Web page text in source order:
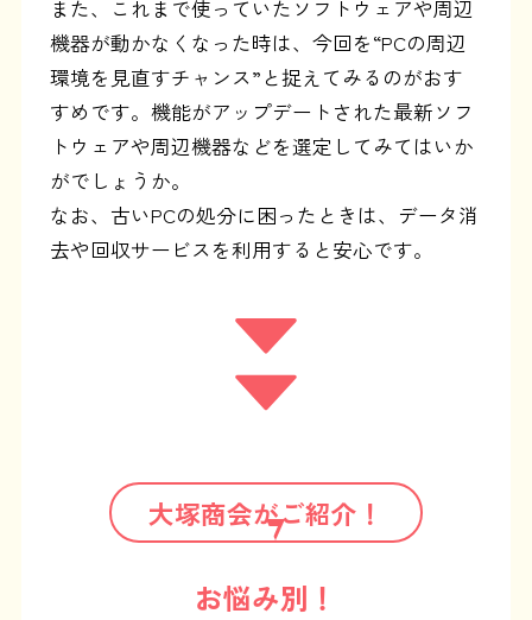
また、これまで使っていたソフトウェアや周辺
機器が動かなくなった時は、今回を“PCの周辺
環境を見直すチャンス”と捉えてみるのがおす
すめです。機能がアップデートされた最新ソフ
トウェアや周辺機器などを選定してみてはいか
がでしょうか。
なお、古いPCの処分に困ったときは、データ消
去や回収サービスを利用すると安心です。
大塚商会がご紹介！
お悩み別！